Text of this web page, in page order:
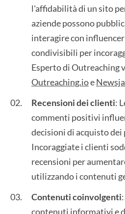
l'affidabilità di un sito
aziende possono
interagire con
condivisibili per
Esperto di Outreaching
Outreaching.ioe
Recensioni dei clienti:
commenti positivi
decisioni di acquisto
Incoraggiate i clienti
recensioni per
utilizzando i contenuti
Contenuti coinvolgenti
contenuti informativi e